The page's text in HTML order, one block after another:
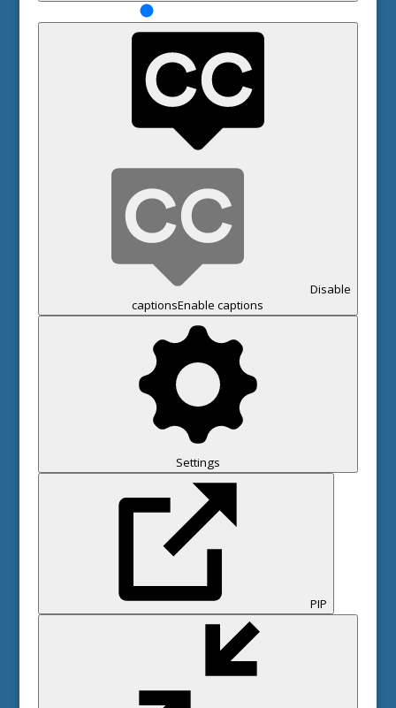
Disable
captionsEnable captions
Settings
PIP